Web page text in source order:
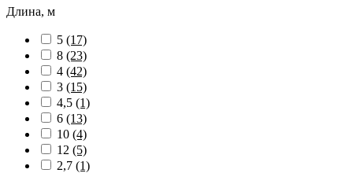
Длина, м
5 (17)
8 (23)
4 (42)
3 (15)
4,5 (1)
6 (13)
10 (4)
12 (5)
2,7 (1)